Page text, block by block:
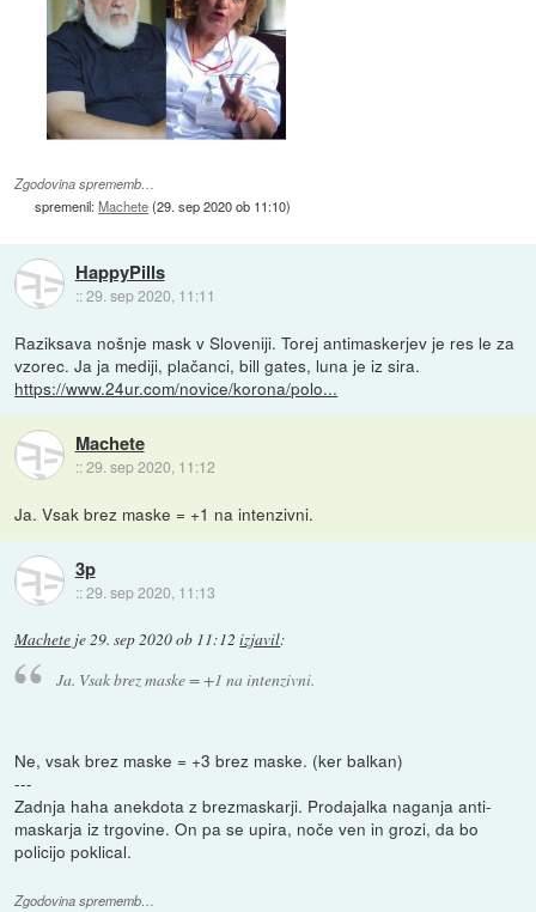
Zgodovina sprememb…
spremenil:Machete(29. sep 2020 ob 11:10)
HappyPills
::29. sep 2020, 11:11
Raziksava nošnje mask v Sloveniji. Torej antimaskerjev je res le za
vzorec. Ja ja mediji, plačanci, bill gates, luna je iz sira.
https://www.24ur.com/novice/korona/polo...
Machete
::29. sep 2020, 11:12
Ja. Vsak brez maske = +1 na intenzivni.
3p
::29. sep 2020, 11:13
Machete je29. sep 2020 ob 11:12 izjavil:
Ja. Vsak brez maske = +1 na intenzivni.
Ne, vsak brez maske = +3 brez maske. (ker balkan)
---
Zadnja haha anekdota z brezmaskarji. Prodajalka naganja anti-
maskarja iz trgovine. On pa se upira, noče ven in grozi, da bo
policijo poklical.
Zgodovina sprememb…